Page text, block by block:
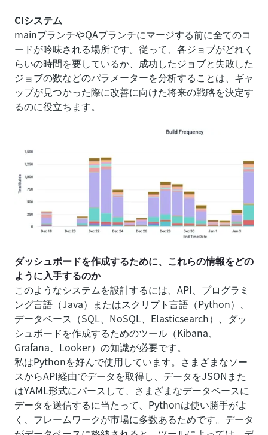
CIシステム
mainブランチやQAブランチにマージする前に全てのコ
ードが吟味される場所です。従って、各ジョブがどれく
らいの時間を要しているか、成功したジョブと失敗した
ジョブの数などのパラメーターを分析することは、ギャ
ップが見つかった際に改善に向けた将来の戦略を決定す
るのに役立ちます。
ダッシュボードを作成するために、これらの情報をどの
ように入手するのか
このようなシステムを設計するには、API、プログラミ
ング言語（Java）またはスクリプト言語（Python）、
データベース（SQL、NoSQL、Elasticsearch）、ダッ
シュボードを作成するためのツール（Kibana、
Grafana、Looker）の知識が必要です。
私はPythonを好んで使用しています。さまざまなソー
スからAPI経由でデータを取得し、データをJSONまた
はYAML形式にパースして、さまざまなデータベースに
データを送信するに当たって、Pythonは使い勝手がよ
く、フレームワークが市場に多数あるためです。データ